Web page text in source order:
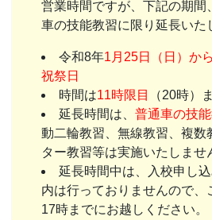
営業時間ですが、下記の期間
車の技能教習に限り延長いた
令和8年1月25日（日）か
祝祭日
時間は11時限目
（20時）
延長時間は、 普通車の技
動二輪教習、無線教習、複数
ター教習等は実施いたしませ
延長時間中は、入校申し
内は行っておりませんので、
17時までにお越しください。